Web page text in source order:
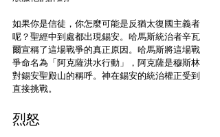
如果你是信徒，你怎麼可能是反猶太復國主義者
呢？聖經中到處都出現錫安。哈馬斯統治者辛瓦
爾宣稱了這場戰爭的真正原因。哈馬斯將這場戰
爭命名為「阿克薩洪水行動」，阿克薩是穆斯林
對錫安聖殿山的稱呼。神在錫安的統治權正受到
直接挑戰。
烈怒